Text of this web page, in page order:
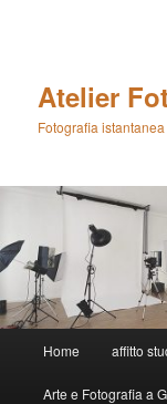
Atelier
Fotografia
Home affitto
Arte e Fotografia a